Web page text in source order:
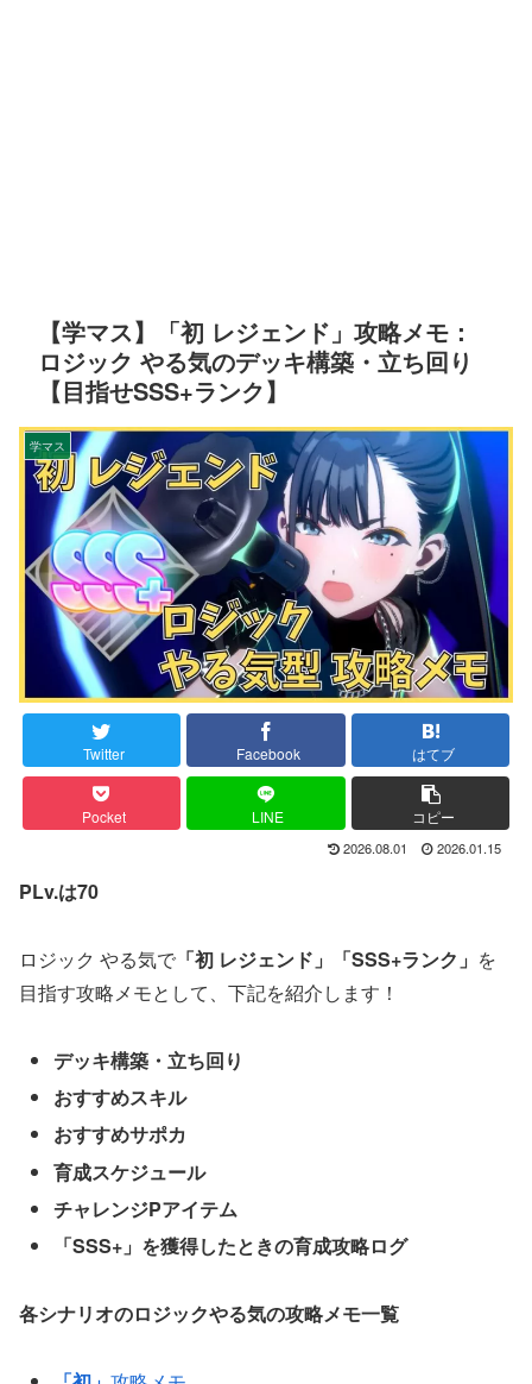
【学マス】「初 レジェンド」攻略メモ：
ロジック やる気のデッキ構築・立ち回り
【目指せSSS+ランク】
学マス
Twitter Facebook はてブ
Pocket LINE コピー
2026.08.01 2026.01.15
PLv.は70
ロジック やる気で 「初 レジェンド」「SSS+ランク」 を
目指す攻略メモとして、下記を紹介します！
デッキ構築・立ち回り
おすすめスキル
おすすめサポカ
育成スケジュール
チャレンジPアイテム
「SSS+」を獲得したときの育成攻略ログ
各シナリオのロジックやる気の攻略メモ一覧